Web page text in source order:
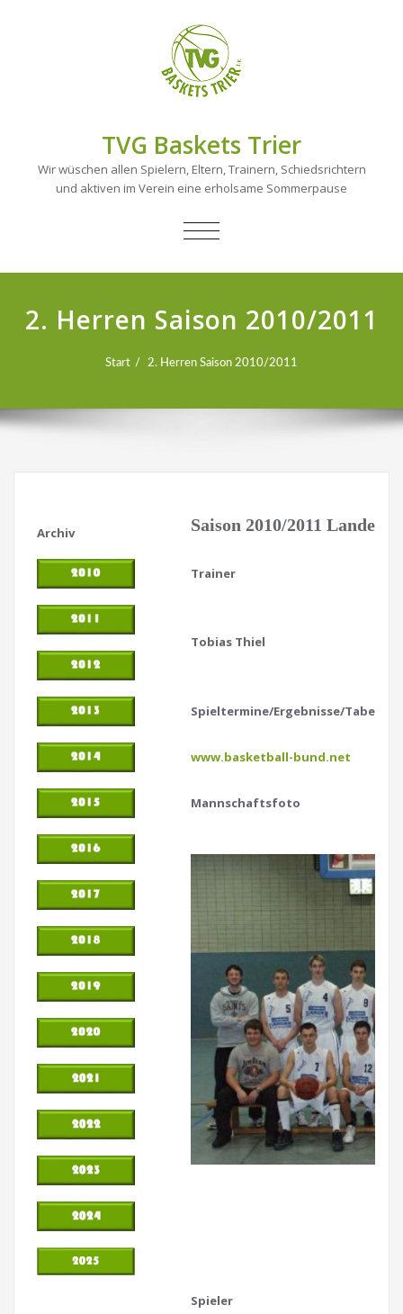
TVG Baskets Trier
Wir wüschen allen Spielern, Eltern, Trainern, Schiedsrichtern
und aktiven im Verein eine erholsame Sommerpause
NAVIGATION
2. Herren Saison 2010/2011
Start 2. Herren Saison 2010/2011
Saison 2010/2011
Archiv
Trainer
Tobias Thiel
Spieltermine/Ergebnisse/Tabellen
www.basketball-bund.net
Mannschaftsfoto
Spieler